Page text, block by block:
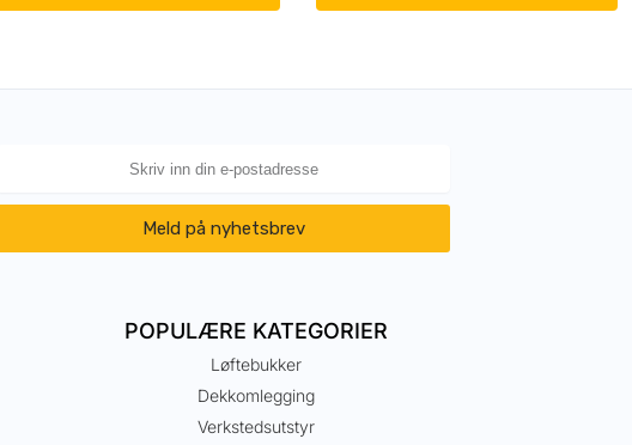
Meld på nyhetsbrev
POPULÆRE KATEGORIER
Løftebukker
Dekkomlegging
Verkstedsutstyr